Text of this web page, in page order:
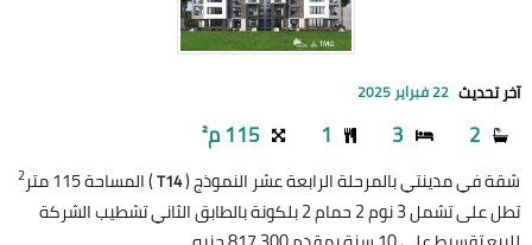
آخر تحديث 22 فبراير 2025
2
3
1 115 م²
شقة في مدينتي بالمرحلة الرابعة عشر النموذج (T14) المساحة 115 متر 2
تطل على تشمل 3 نوم 2 حمام 2 بلكونة بالطابق الثاني تشطيب الشركة